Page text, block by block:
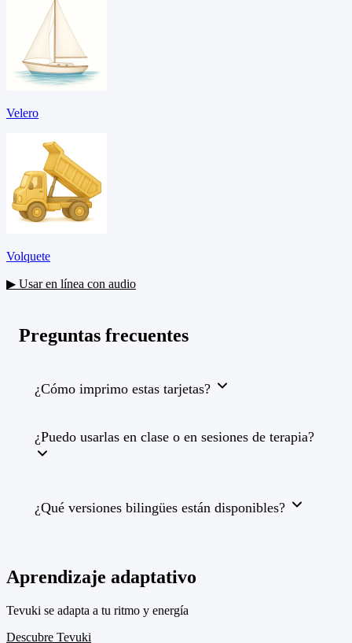
Velero
Volquete
▶ Usar en línea con audio
Preguntas frecuentes
¿Cómo imprimo estas tarjetas?
¿Puedo usarlas en clase o en sesiones de terapia?
¿Qué versiones bilingües están disponibles?
Aprendizaje adaptativo
Tevuki se adapta a tu ritmo y energía
Descubre Tevuki